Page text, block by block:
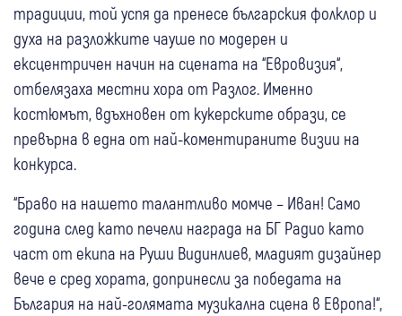
традиции, той успя да пренесе българския фолклор и
духа на разложките чауше по модерен и
ексцентричен начин на сцената на “Евровизия“,
отбелязаха местни хора от Разлог. Именно
костюмът, вдъхновен от кукерските образи, се
превърна в една от най-коментираните визии на
конкурса.
“Браво на нашето талантливо момче – Иван! Само
година след като печели награда на БГ Радио като
част от екипа на Руши Видинлиев, младият дизайнер
вече е сред хората, допринесли за победата на
България на най-голямата музикална сцена в Европа!“,